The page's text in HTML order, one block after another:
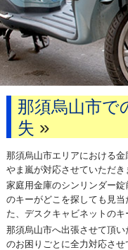
那須烏山市で
失 »
那須烏山市エリアにおける
やま嵐が対応させていただき
家庭用金庫のシンリンダー
のキーがどこを探しても見
た、デスクキャビネットのキ
那須烏山市へ出張させて頂
のお困りごとに全力対応させ